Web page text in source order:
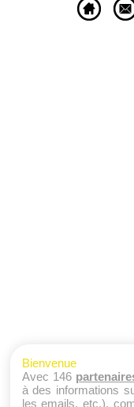
Bienvenue
Avec 146
à des informations
les emails, etc.),